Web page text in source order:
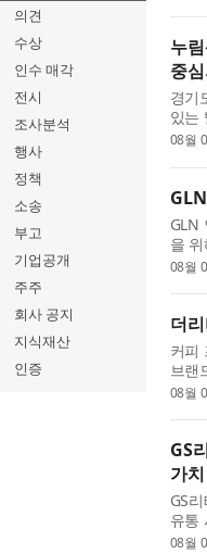
의견
수상
인수 매각
전시
조사분석
행사
정책
소송
부고
기업공개
주주
회사 공지
지식재산
인증
누
중
경기
있는
비스
08월
GLN
을
운영
08월
더
커피
브랜
실행
08월
GS
가
GS
유통
적인
08월